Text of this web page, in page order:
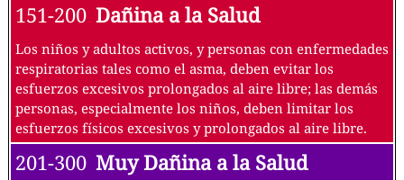
151-200 Dañina a la Salud
Los niños y adultos activos, y personas con enfermedades
respiratorias tales como el asma, deben evitar los
esfuerzos excesivos prolongados al aire libre; las demás
personas, especialmente los niños, deben limitar los
esfuerzos físicos excesivos y prolongados al aire libre.
201-300 Muy Dañina a la Salud